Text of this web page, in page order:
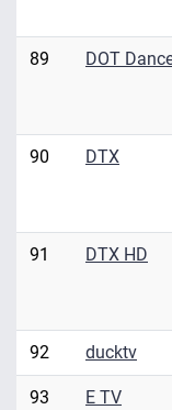
89 DOT
90 DTX
91 DTX HD
92 ducktv
93 E TV